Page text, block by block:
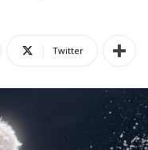
Twitter